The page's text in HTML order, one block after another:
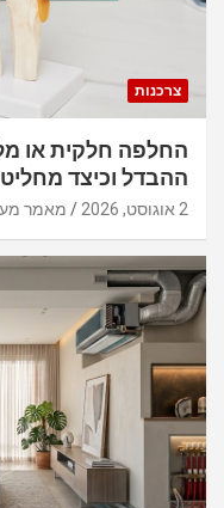
צרכנות
החלפה חלקית או
ההבדל וכיצד
2 אוגוסט, 2026 מאמר